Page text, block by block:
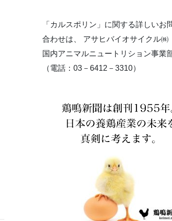
「カルスポリン」に関する詳しいお
合わせは、 アサヒバイオサイクル㈱
国内アニマルニュートリション事業
（電話：03－6412－3310）